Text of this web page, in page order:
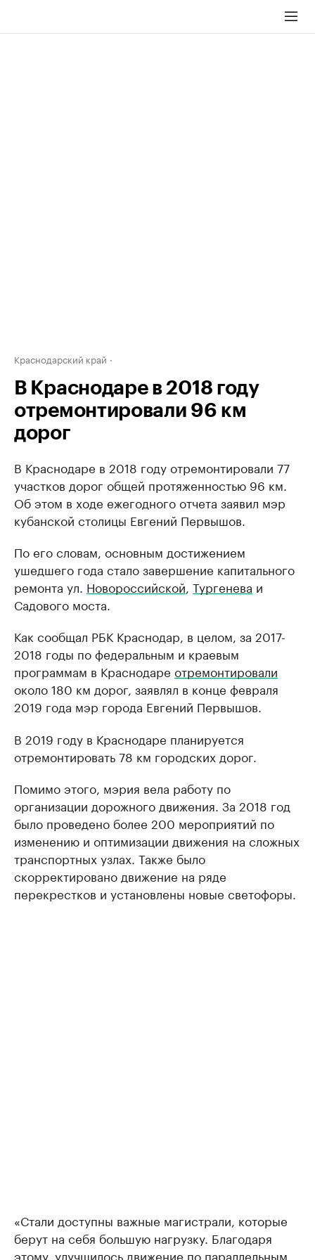
Краснодарский край
В Краснодаре в 2018 году
отремонтировали 96 км
дорог
В Краснодаре в 2018 году отремонтировали 77
участков дорог общей протяженностью 96 км.
Об этом в ходе ежегодного отчета заявил мэр
кубанской столицы Евгений Первышов.
По его словам, основным достижением
ушедшего года стало завершение капитального
ремонта ул. Новороссийской Тургенева и
Садового моста.
Как сообщал РБК Краснодар, в целом, за 2017-
2018 годы по федеральным и краевым
программам в Краснодаре отремонтировали
около 180 км дорог, заявлял в конце февраля
2019 года мэр города Евгений Первышов.
В 2019 году в Краснодаре планируется
отремонтировать 78 км городских дорог.
Помимо этого, мэрия вела работу по
организации дорожного движения. За 2018 год
было проведено более 200 мероприятий по
изменению и оптимизации движения на сложных
транспортных узлах. Также было
скорректировано движение на ряде
перекрестков и установлены новые светофоры.
«Стали доступны важные магистрали, которые
берут на себя большую нагрузку. Благодаря
этому, улучшилось движение по параллельным